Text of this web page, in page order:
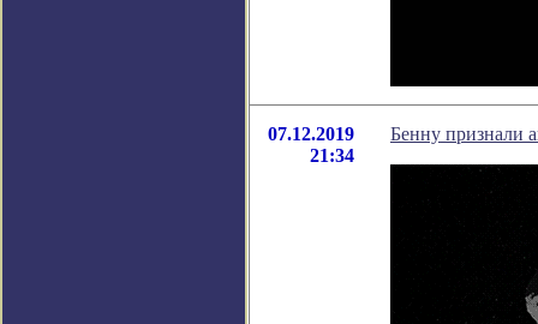
07.12.2019
21:34
Бенну признали